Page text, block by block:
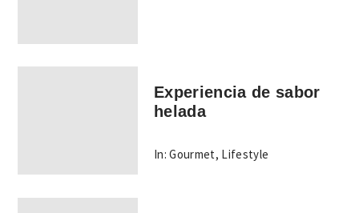
Experiencia de sabor
helada
In: Gourmet, Lifestyle